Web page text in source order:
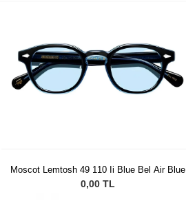
Moscot Lemtosh 49 110 Ii Blue Bel Air Blue
0,00 TL